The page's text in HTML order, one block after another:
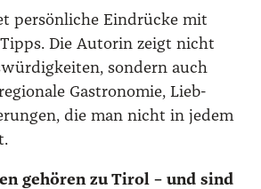
per­sön­li­che Ein­drü­cke mit
Die Autorin zeigt nicht
son­dern auch
Gas­tro­no­mie, Lieb­
die man nicht in jedem
gehö­ren zu Tirol – und sind